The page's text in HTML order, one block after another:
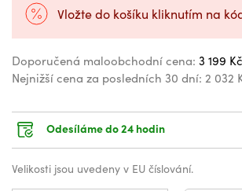
Vložte do košíku kliknutím na
Doporučená maloobchodní cena: 3 199 Kč
Nejnižší cena za posledních 30 dní: 2 032
Odesíláme do 24 hodin
Velikosti jsou uvedeny v EU číslování.